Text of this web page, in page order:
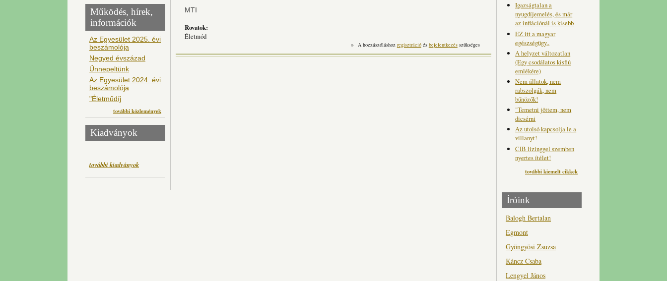
Működés, hírek,
információk
Az Egyesület 2025. évi
beszámolója
Negyed évszázad
Ünnepeltünk
Az Egyesület 2024. évi
beszámolója
"Életműdíj
további közlemények
Kiadványok
további kiadványok
MTI
Rovatok:
Életmód
» A hozzászóláshoz regisztrációés bejelentkezésszükséges
Igazságtalan a
nyugdíjemelés, és már
az inflációnál is kisebb
EZ itt a magyar
egészségügy..
A helyzet változatlan
(Egy csodálatos kisfiú
emlékére)
Nem állatok, nem
rabszolgák, nem
bűnözők!
"Temetni jöttem, nem
dicsérni
Az utolsó kapcsolja le a
villanyt!
CIB lizinggel szemben
nyertes ítélet!
további kiemelt cikkek
Íróink
Balogh Bertalan
Egmont
Gyöngyösi Zsuzsa
Káncz Csaba
Lengyel János